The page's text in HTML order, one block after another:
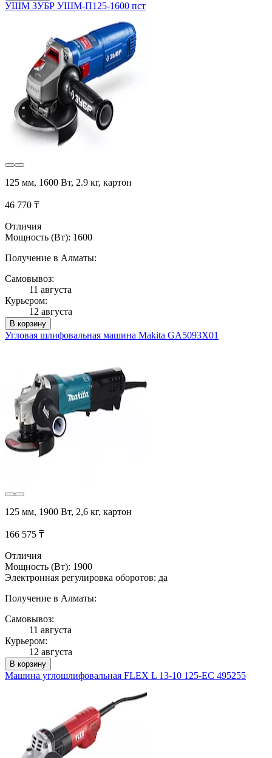
УШМ ЗУБР УШМ-П125-1600 пст
125 мм, 1600 Вт, 2.9 кг, картон
46 770 ₸
Отличия
Мощность (Вт): 1600
Получение в Алматы:
Самовывоз:
11 августа
Курьером:
12 августа
В корзину
Угловая шлифовальная машина Makita GA5093X01
125 мм, 1900 Вт, 2,6 кг, картон
166 575 ₸
Отличия
Мощность (Вт): 1900
Электронная регулировка оборотов: да
Получение в Алматы:
Самовывоз:
11 августа
Курьером:
12 августа
В корзину
Машина углошлифовальная FLEX L 13-10 125-EC 495255